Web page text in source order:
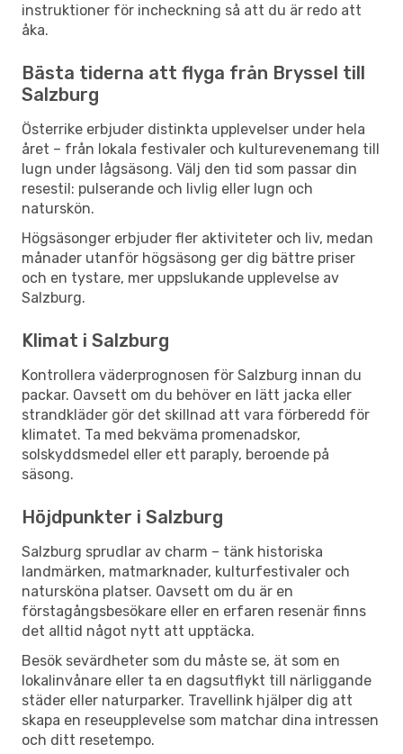
instruktioner för incheckning så att du är redo att
åka.
Bästa tiderna att flyga från Bryssel till
Salzburg
Österrike erbjuder distinkta upplevelser under hela
året – från lokala festivaler och kulturevenemang till
lugn under lågsäsong. Välj den tid som passar din
resestil: pulserande och livlig eller lugn och
naturskön.
Högsäsonger erbjuder fler aktiviteter och liv, medan
månader utanför högsäsong ger dig bättre priser
och en tystare, mer uppslukande upplevelse av
Salzburg.
Klimat i Salzburg
Kontrollera väderprognosen för Salzburg innan du
packar. Oavsett om du behöver en lätt jacka eller
strandkläder gör det skillnad att vara förberedd för
klimatet. Ta med bekväma promenadskor,
solskyddsmedel eller ett paraply, beroende på
säsong.
Höjdpunkter i Salzburg
Salzburg sprudlar av charm – tänk historiska
landmärken, matmarknader, kulturfestivaler och
natursköna platser. Oavsett om du är en
förstagångsbesökare eller en erfaren resenär finns
det alltid något nytt att upptäcka.
Besök sevärdheter som du måste se, ät som en
lokalinvånare eller ta en dagsutflykt till närliggande
städer eller naturparker. Travellink hjälper dig att
skapa en reseupplevelse som matchar dina intressen
och ditt resetempo.